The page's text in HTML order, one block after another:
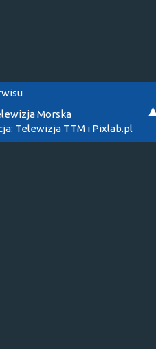
Morska
Telewizja TTM i Pixlab.pl